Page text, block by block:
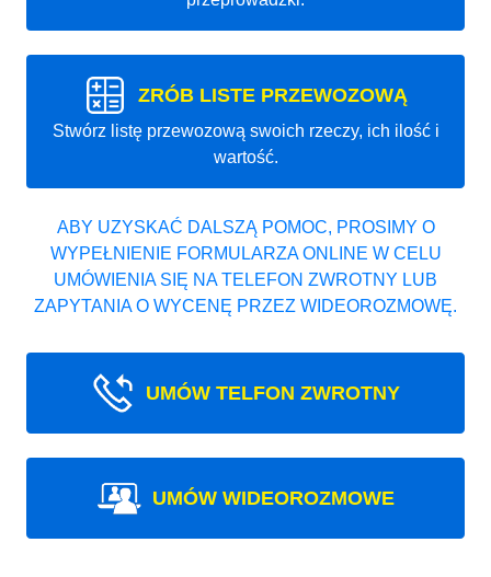
ZRÓB LISTE PRZEWOZOWĄ
Stwórz listę przewozową swoich rzeczy, ich ilość i
wartość.
ABY UZYSKAĆ DALSZĄ POMOC, PROSIMY O
WYPEŁNIENIE FORMULARZA ONLINE W CELU
UMÓWIENIA SIĘ NA TELEFON ZWROTNY LUB
ZAPYTANIA O WYCENĘ PRZEZ WIDEOROZMOWĘ.
UMÓW TELFON ZWROTNY
UMÓW WIDEOROZMOWE